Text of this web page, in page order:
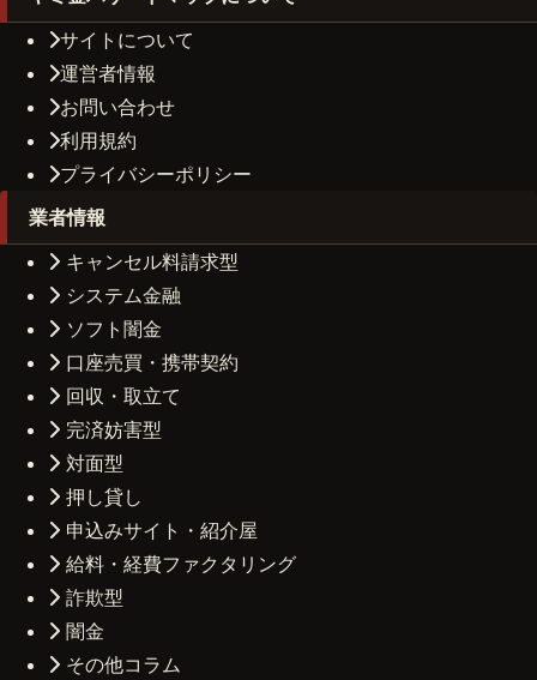
サイトについて
運営者情報
お問い合わせ
利用規約
プライバシーポリシー
業者情報
キャンセル料請求型
システム金融
ソフト闇金
口座売買・携帯契約
回収・取立て
完済妨害型
対面型
押し貸し
申込みサイト・紹介屋
給料・経費ファクタリング
詐欺型
闇金
その他コラム